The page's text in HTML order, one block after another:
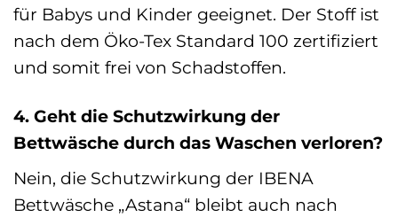
für Babys und Kinder geeignet. Der Stoff ist
nach dem Öko-Tex Standard 100 zertifiziert
und somit frei von Schadstoffen.
4. Geht die Schutzwirkung der
Bettwäsche durch das Waschen verloren?
Nein, die Schutzwirkung der IBENA
Bettwäsche „Astana“ bleibt auch nach